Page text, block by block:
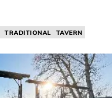
TRADITIONAL TAVERN